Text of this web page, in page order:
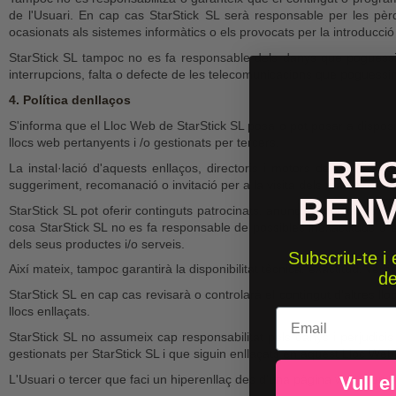
de l'Usuari. En cap cas StarStick SL serà responsable per les
ocasionats als sistemes informàtics o els provocats per la
StarStick SL tampoc no es fa responsable dels danys que
interrupcions, falta o defecte de les telecomunicacions que poguessin
4. Política denllaços
S'informa que el Lloc Web de StarStick SL posa o pot posar a
llocs web pertanyents i /o gestionats per tercers.
La instal·lació d'aquests enllaços, directoris i motors de cerca
suggeriment, recomanació o invitació per a la visita dels mateixos .
StarStick SL pot oferir continguts patrocinats, anuncis i/o enllaços
cosa StarStick SL no es fa responsable de possibles inexactituds
dels seus productes i/o serveis.
Així mateix, tampoc garantirà la disponibilitat tècnica, exactitud,
StarStick SL en cap cas revisarà o controlarà el contingut d'altres
llocs enllaçats.
StarStick SL no assumeix cap responsabilitat pels danys i
gestionats per StarStick SL i que siguin enllaçats en aquest Lloc
L'Usuari o tercer que faci un hiperenllaç des d'una pàgina web d'un
Subscriu-te i
Email
Vull